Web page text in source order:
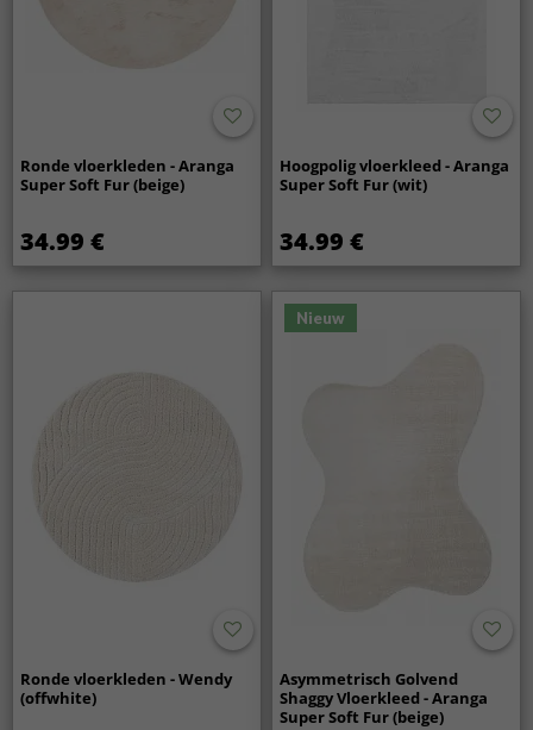
Ronde vloerkleden - Aranga
Super Soft Fur (beige)
34.99 €
Hoogpolig vloerkleed - Aranga
Super Soft Fur (wit)
34.99 €
Ronde vloerkleden - Wendy
(offwhite)
Nieuw
Asymmetrisch Golvend
Shaggy Vloerkleed - Aranga
Super Soft Fur (beige)